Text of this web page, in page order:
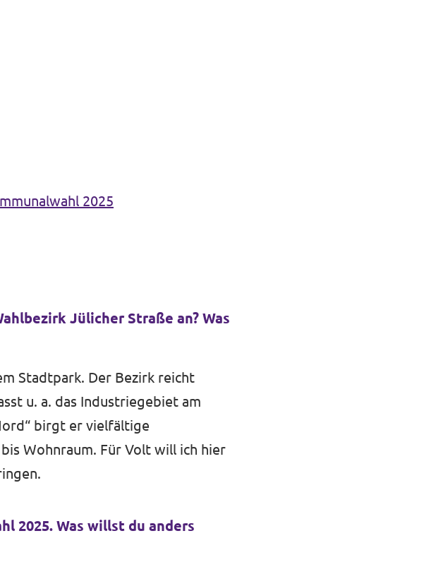
2025
Jülicher Straße an? Was
Stadtpark. Der Bezirk reicht
u. a. das Industriegebiet am
birgt er vielfältige
Wohnraum. Für Volt will ich hier
2025. Was willst du anders